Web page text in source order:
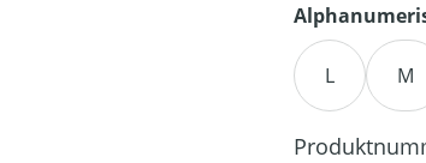
L M